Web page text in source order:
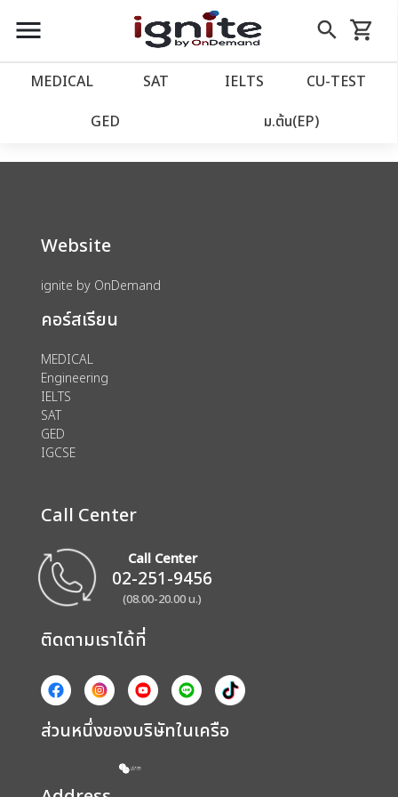
close
account_balance หน้าแรก
เว็บไซต์อิกไนท์
account_circle เข้าสู่ระบบ
assignment ลงทะเบียน
menu search
Skip
to
shopping_cart
รถเข็น
MEDICAL SAT IELTS CU‑TEST
GED ม.ต้น(EP)
We could not find anything for catalog
category view s sat subject test id 379
Website
ignite by OnDemand
คอร์สเรียน
MEDICAL
Engineering
IELTS
SAT
GED
IGCSE
Call Center
Call Center
02-251-9456
(08.00-20.00 น.)
ติดตามเราได้ที่
ส่วนหนึ่งของบริษัทในเครือ